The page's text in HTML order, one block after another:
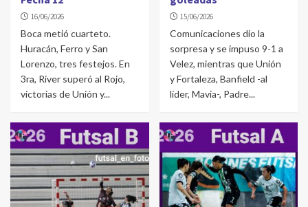
16/06/2026
Boca metió cuarteto.
Huracán, Ferro y San
Lorenzo, tres festejos. En
3ra, River superó al Rojo,
victorias de Unión y...
15/06/2026
Comunicaciones dio la
sorpresa y se impuso 9-1 a
Velez, mientras que Unión
y Fortaleza, Banfield -al
líder, Mavia-, Padre...